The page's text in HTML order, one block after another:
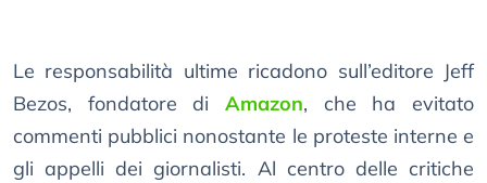
Le responsabilità ultime ricadono sull’editore Jeff
Bezos, fondatore di Amazon, che ha evitato
commenti pubblici nonostante le proteste interne e
gli appelli dei giornalisti. Al centro delle critiche